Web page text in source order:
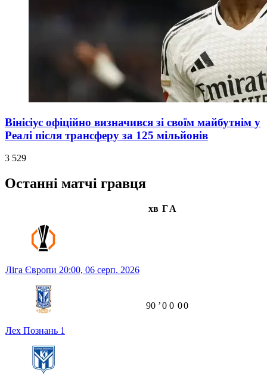
Вінісіус офіційно визначився зі своїм майбутнім у
Реалі після трансферу за 125 мільйонів
3 529
Останні матчі гравця
хв ГА
Ліга Європи 20:00, 06 серп. 2026
Лех Познань 1
90 ʼ0 0 00